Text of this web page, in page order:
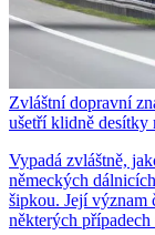
Zvláštní dopravní
ušetří klidně desítky
Vypadá zvláštně,
německých
šipkou. Její význam
některých